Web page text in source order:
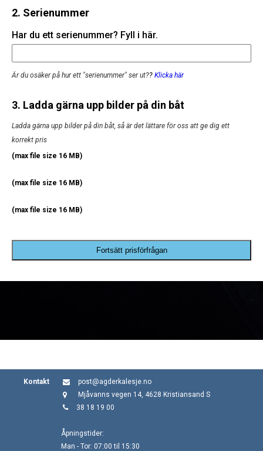
2. Serienummer
Har du ett serienummer? Fyll i här.
Är du osäker på hur ett "serienummer" ser ut?? Klicka här
3. Ladda gärna upp bilder på din båt
Ladda gärna upp bilder på din båt, så är det lättare för oss att ge dig ett
korrekt pris
(max file size 16 MB)
(max file size 16 MB)
(max file size 16 MB)
Fortsätt prisförfrågan
Kontakt
post@agderkalesje.no
Mjåvanns vegen 14, 4628 Kristiansand S
38 18 19 00
Åpningstider:
Man - Tor: 07:00 til 15:30